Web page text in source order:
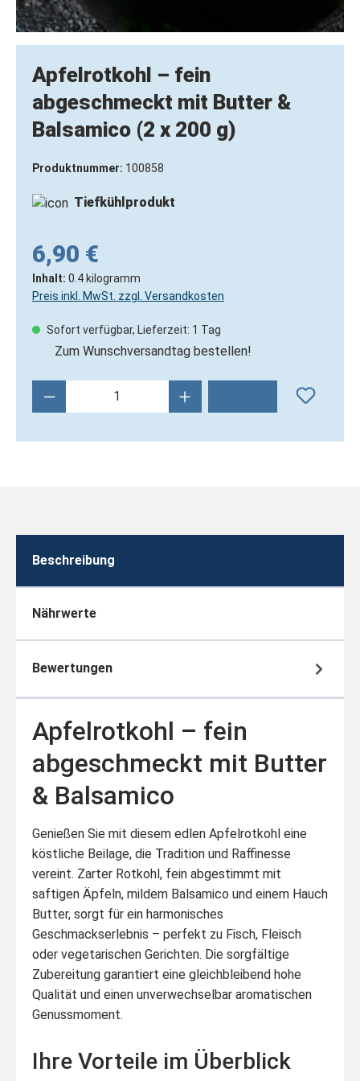
Apfelrotkohl – fein
abgeschmeckt mit Butter &
Balsamico (2 x 200 g)
Produktnummer: 100858
Tiefkühlprodukt
6,90 €
Inhalt: 0.4 kilogramm
Preis inkl. MwSt. zzgl. Versandkosten
Sofort verfügbar, Lieferzeit: 1 Tag
Zum Wunschversandtag bestellen!
Produkt Anzahl: Gib den gewünschten
Beschreibung
Nährwerte
Bewertungen
Apfelrotkohl – fein
abgeschmeckt mit Butter
& Balsamico
Genießen Sie mit diesem edlen Apfelrotkohl eine
köstliche Beilage, die Tradition und Raffinesse
vereint. Zarter Rotkohl, fein abgestimmt mit
saftigen Äpfeln, mildem Balsamico und einem Hauch
Butter, sorgt für ein harmonisches
Geschmackserlebnis – perfekt zu Fisch, Fleisch
oder vegetarischen Gerichten. Die sorgfältige
Zubereitung garantiert eine gleichbleibend hohe
Qualität und einen unverwechselbar aromatischen
Genussmoment.
Ihre Vorteile im Überblick